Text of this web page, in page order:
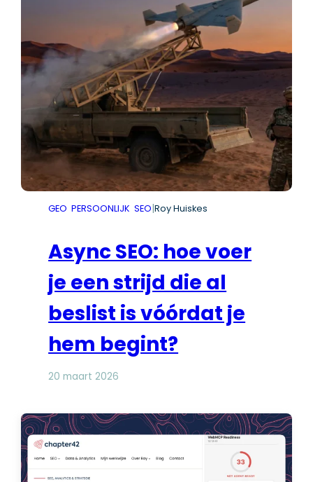
GEO PERSOONLIJK SEO|Roy Huiskes
Async SEO: hoe voer
je een strijd die al
beslist is vóórdat je
hem begint?
20 maart 2026